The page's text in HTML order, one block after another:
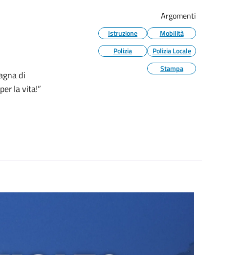
di
la vita!”
Argomenti
Istruzione
Mobilità
Polizia
Polizia Locale
Stampa